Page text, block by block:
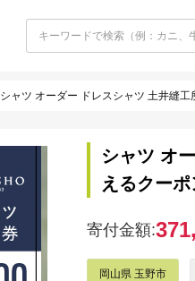
シャツ オーダー ドレスシャツ 土井縫
シャツ オ
えるクー
寄付金額:
岡山県 玉野市